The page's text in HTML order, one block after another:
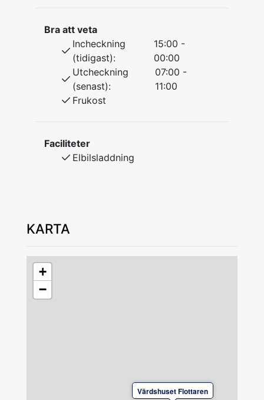
De flesta rummen har en altan mot
Västerdalaälven.
Gratis Wifi på hela hotellet.
Bra att veta
Incheckning
(tidigast):
15:00 -
00:00
Utcheckning
(senast):
07:00 -
11:00
Frukost
Faciliteter
Elbilsladdning
KARTA
Värdshuset Flottaren
+
−